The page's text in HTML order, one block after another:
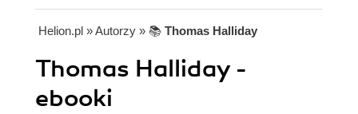
Helion.pl » Autorzy » 📚 Thomas Halliday
Thomas Halliday -
ebooki